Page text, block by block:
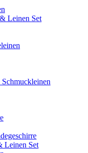
Leinen Set
Leinen Set